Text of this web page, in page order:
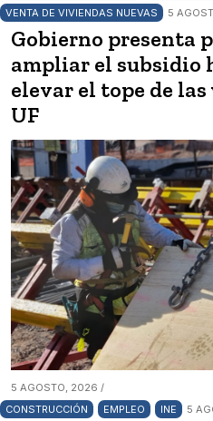
VENTA DE VIVIENDAS NUEVAS
5
Gobierno presenta
ampliar el subsidio
elevar el tope de
UF
5 AGOSTO, 2026 /
CONSTRUCCIÓN
EMPLEO INE 5